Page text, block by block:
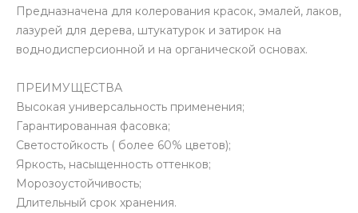
Предназначена для колерования красок, эмалей, лаков,
лазурей для дерева, штукатурок и затирок на
воднодисперсионной и на органической основах.
ПРЕИМУЩЕСТВА
Высокая универсальность применения;
Гарантированная фасовка;
Светостойкость ( более 60% цветов);
Яркость, насыщенность оттенков;
Морозоустойчивость;
Длительный срок хранения.